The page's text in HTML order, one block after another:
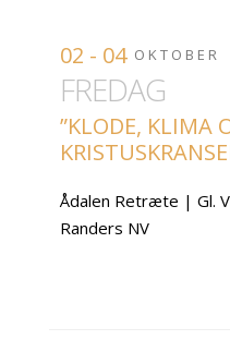
02 - 04 OKTOBER
FREDAG
”KLODE, KLIMA
Ådalen Retræte | Gl.
Randers NV